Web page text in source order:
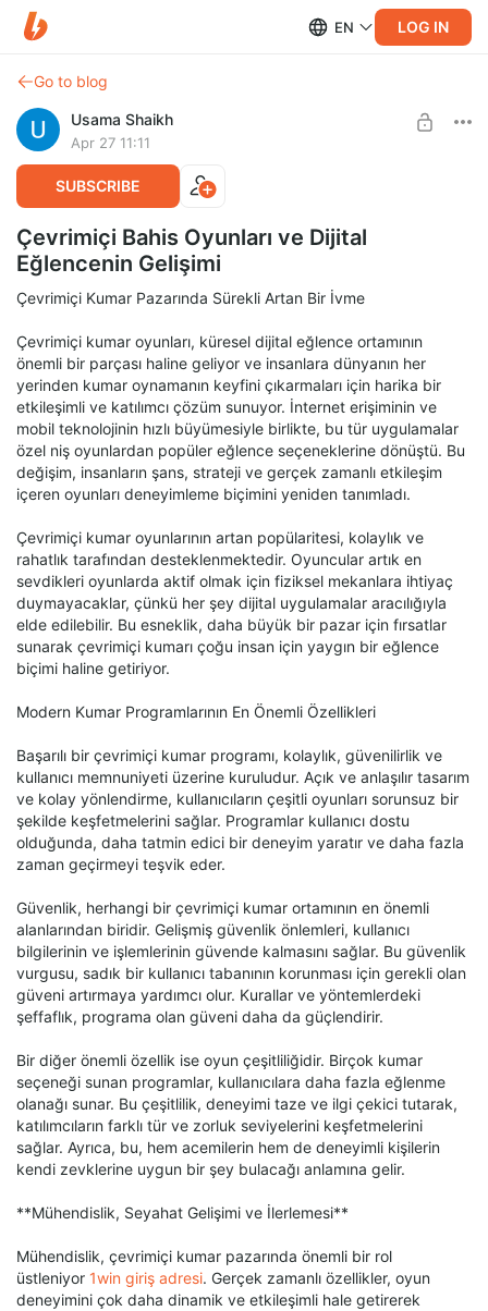
EN LOG IN
Go to blog
Usama Shaikh
Apr 27 11:11
SUBSCRIBE
Çevrimiçi Bahis Oyunları ve Dijital
Eğlencenin Gelişimi
Çevrimiçi Kumar Pazarında Sürekli Artan Bir İvme
Çevrimiçi kumar oyunları, küresel dijital eğlence ortamının
önemli bir parçası haline geliyor ve insanlara dünyanın her
yerinden kumar oynamanın keyfini çıkarmaları için harika bir
etkileşimli ve katılımcı çözüm sunuyor. İnternet erişiminin ve
mobil teknolojinin hızlı büyümesiyle birlikte, bu tür uygulamalar
özel niş oyunlardan popüler eğlence seçeneklerine dönüştü. Bu
değişim, insanların şans, strateji ve gerçek zamanlı etkileşim
içeren oyunları deneyimleme biçimini yeniden tanımladı.
Çevrimiçi kumar oyunlarının artan popülaritesi, kolaylık ve
rahatlık tarafından desteklenmektedir. Oyuncular artık en
sevdikleri oyunlarda aktif olmak için fiziksel mekanlara ihtiyaç
duymayacaklar, çünkü her şey dijital uygulamalar aracılığıyla
elde edilebilir. Bu esneklik, daha büyük bir pazar için fırsatlar
sunarak çevrimiçi kumarı çoğu insan için yaygın bir eğlence
biçimi haline getiriyor.
Modern Kumar Programlarının En Önemli Özellikleri
Başarılı bir çevrimiçi kumar programı, kolaylık, güvenilirlik ve
kullanıcı memnuniyeti üzerine kuruludur. Açık ve anlaşılır tasarım
ve kolay yönlendirme, kullanıcıların çeşitli oyunları sorunsuz bir
şekilde keşfetmelerini sağlar. Programlar kullanıcı dostu
olduğunda, daha tatmin edici bir deneyim yaratır ve daha fazla
zaman geçirmeyi teşvik eder.
Güvenlik, herhangi bir çevrimiçi kumar ortamının en önemli
alanlarından biridir. Gelişmiş güvenlik önlemleri, kullanıcı
bilgilerinin ve işlemlerinin güvende kalmasını sağlar. Bu güvenlik
vurgusu, sadık bir kullanıcı tabanının korunması için gerekli olan
güveni artırmaya yardımcı olur. Kurallar ve yöntemlerdeki
şeffaflık, programa olan güveni daha da güçlendirir.
Bir diğer önemli özellik ise oyun çeşitliliğidir. Birçok kumar
seçeneği sunan programlar, kullanıcılara daha fazla eğlenme
olanağı sunar. Bu çeşitlilik, deneyimi taze ve ilgi çekici tutarak,
katılımcıların farklı tür ve zorluk seviyelerini keşfetmelerini
sağlar. Ayrıca, bu, hem acemilerin hem de deneyimli kişilerin
kendi zevklerine uygun bir şey bulacağı anlamına gelir.
**Mühendislik, Seyahat Gelişimi ve İlerlemesi**
Mühendislik, çevrimiçi kumar pazarında önemli bir rol
üstleniyor 1win giriş adresi. Gerçek zamanlı özellikler, oyun
deneyimini çok daha dinamik ve etkileşimli hale getirerek